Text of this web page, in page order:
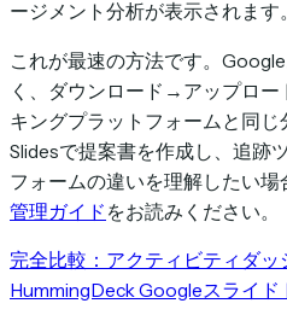
ージメント分析が表示されます。
これが最速の方法です。
く、ダウンロード→アップロー
キングプラットフォームと同
Slidesで提案書を作成し、追跡
フォームの違いを理解したい場
管理ガイド をお読みください。
完全比較：アクティビティダッ
HummingDeck Googleスライド